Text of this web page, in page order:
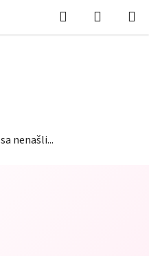
Hľadať
KOŠÍK
sa nenašli...